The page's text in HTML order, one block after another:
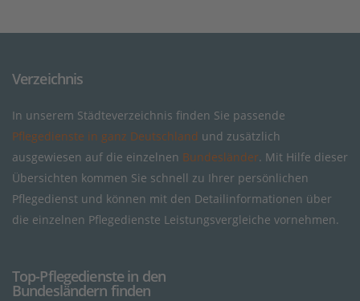
Verzeichnis
In unserem Städteverzeichnis finden Sie passende
Pflegedienste in ganz Deutschland und zusätzlich
ausgewiesen auf die einzelnen Bundesländer. Mit Hilfe dieser
Übersichten kommen Sie schnell zu Ihrer persönlichen
Pflegedienst und können mit den Detailinformationen über
die einzelnen Pflegedienste Leistungsvergleiche vornehmen.
Top-Pflegedienste in den
Bundesländern finden